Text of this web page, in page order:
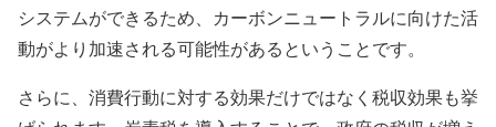
システムができるため、カーボンニュートラルに向けた活
動がより加速される可能性があるということです。
さらに、消費行動に対する効果だけではなく税収効果も挙